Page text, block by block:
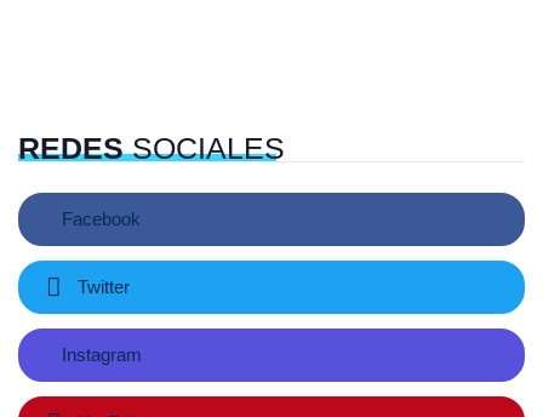
REDESSOCIALES
Facebook
Twitter
Instagram